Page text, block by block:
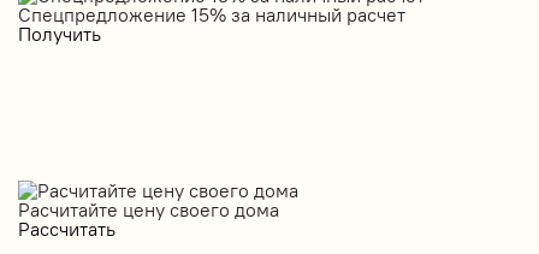
Спецпредложение 15% за наличный расчет
Получить
Расчитайте цену своего дома
Рассчитать